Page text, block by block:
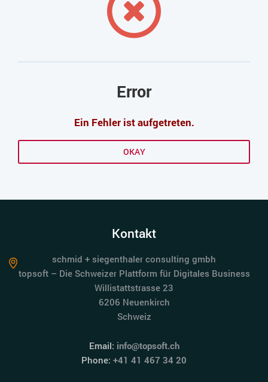
Error
Ein Fehler ist aufgetreten.
OKAY
Kontakt
schmid + siegenthaler consulting gmbh
topsoft – Die Schweizer Plattform für Digitales Business
Willistattstrasse 23
6206 Neuenkirch
Schweiz
Email: info@topsoft.ch
Phone: +41 41 467 34 20